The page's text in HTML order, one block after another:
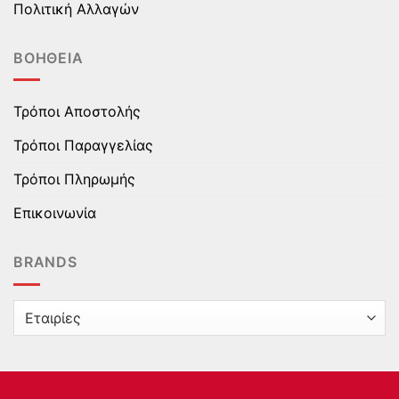
Πολιτική Αλλαγών
ΒΟΉΘΕΙΑ
Τρόποι Αποστολής
Τρόποι Παραγγελίας
Τρόποι Πληρωμής
Επικοινωνία
BRANDS